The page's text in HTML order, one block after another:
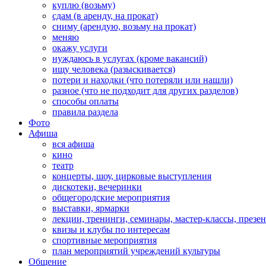
куплю (возьму)
сдам (в аренду, на прокат)
сниму (арендую, возьму на прокат)
меняю
окажу услуги
нуждаюсь в услугах (кроме вакансий)
ищу человека (разыскивается)
потери и находки (что потеряли или нашли)
разное (что не подходит для других разделов)
способы оплаты
правила раздела
Фото
Афиша
вся афиша
кино
театр
концерты, шоу, цирковые выступления
дискотеки, вечеринки
общегородские мероприятия
выставки, ярмарки
лекции, тренинги, семинары, мастер-классы,
квизы и клубы по интересам
спортивные мероприятия
план мероприятий учреждений культуры
Общение